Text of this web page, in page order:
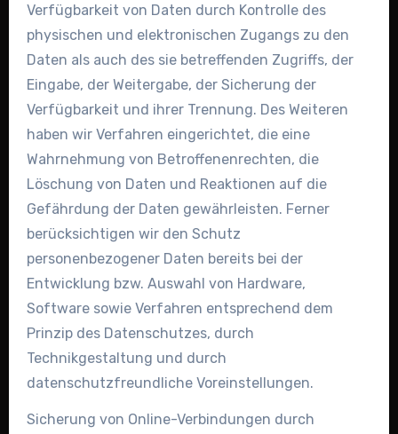
Verfügbarkeit von Daten durch Kontrolle des
physischen und elektronischen Zugangs zu den
Daten als auch des sie betreffenden Zugriffs, der
Eingabe, der Weitergabe, der Sicherung der
Verfügbarkeit und ihrer Trennung. Des Weiteren
haben wir Verfahren eingerichtet, die eine
Wahrnehmung von Betroffenenrechten, die
Löschung von Daten und Reaktionen auf die
Gefährdung der Daten gewährleisten. Ferner
berücksichtigen wir den Schutz
personenbezogener Daten bereits bei der
Entwicklung bzw. Auswahl von Hardware,
Software sowie Verfahren entsprechend dem
Prinzip des Datenschutzes, durch
Technikgestaltung und durch
datenschutzfreundliche Voreinstellungen.
Sicherung von Online-Verbindungen durch